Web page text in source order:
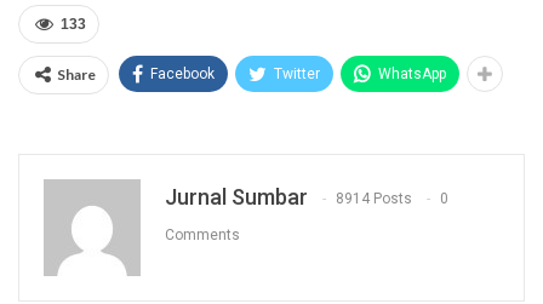
133
Share Facebook Twitter WhatsApp
Jurnal Sumbar 8914 Posts 0
Comments